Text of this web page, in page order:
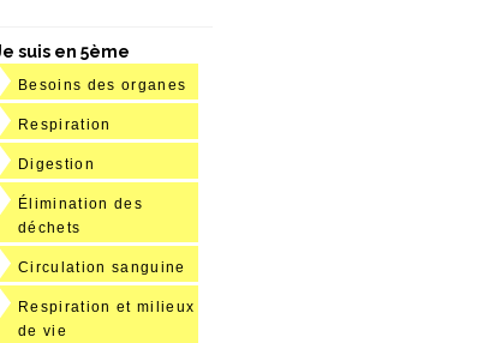
suis en 5ème
Besoins des organes
Respiration
Digestion
Élimination des
déchets
Circulation sanguine
Respiration et milieux
de vie